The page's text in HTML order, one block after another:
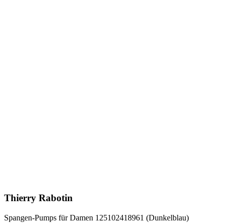
Thierry Rabotin
Spangen-Pumps für Damen 125102418961 (Dunkelblau)